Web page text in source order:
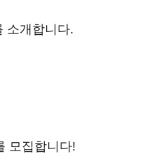
소개합니다.
모집합니다!